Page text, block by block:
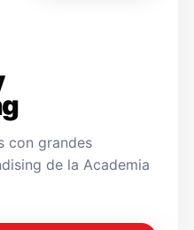
con grandes
de la Academia